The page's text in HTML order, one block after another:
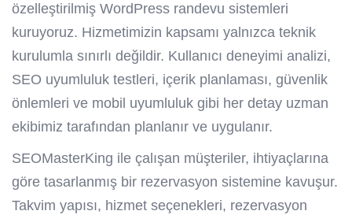
özelleştirilmiş WordPress randevu sistemleri
kuruyoruz. Hizmetimizin kapsamı yalnızca teknik
kurulumla sınırlı değildir. Kullanıcı deneyimi analizi,
SEO uyumluluk testleri, içerik planlaması, güvenlik
önlemleri ve mobil uyumluluk gibi her detay uzman
ekibimiz tarafından planlanır ve uygulanır.
SEOMasterKing ile çalışan müşteriler, ihtiyaçlarına
göre tasarlanmış bir rezervasyon sistemine kavuşur.
Takvim yapısı, hizmet seçenekleri, rezervasyon